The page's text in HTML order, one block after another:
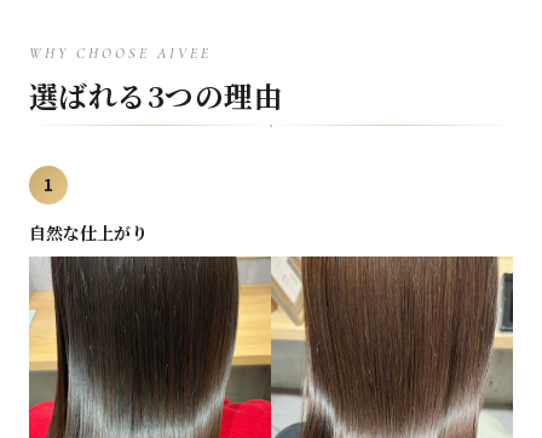
WHY CHOOSE AIVEE
選ばれる3つの理由
1
自然な仕上がり